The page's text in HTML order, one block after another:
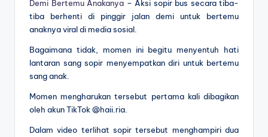
Demi Bertemu Anakanya – Aksi sopir bus secara tiba-
tiba berhenti di pinggir jalan demi untuk bertemu
anaknya viral di media sosial.
Bagaimana tidak, momen ini begitu menyentuh hati
lantaran sang sopir menyempatkan diri untuk bertemu
sang anak.
Momen mengharukan tersebut pertama kali dibagikan
oleh akun TikTok @haii.ria.
Dalam video terlihat sopir tersebut menghampiri dua